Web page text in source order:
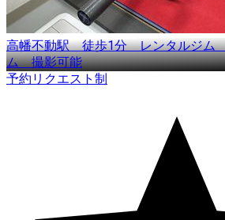
高幡不動駅 徒歩1分 レンタルジム
ム 撮影可能
予約リクエスト制